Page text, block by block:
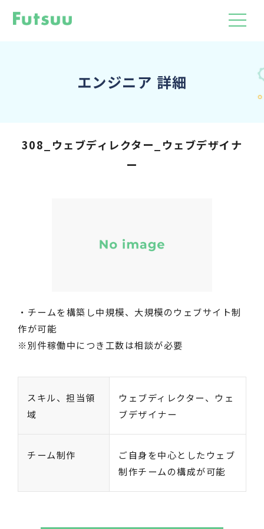
エンジニア 詳細
308_ウェブディレクター_ウェブデザイナ
ー
・チームを構築し中規模、大規模のウェブサイト制
作が可能
※別件稼働中につき工数は相談が必要
スキル、担当領
域
ウェブディレクター、ウェ
ブデザイナー
チーム制作
ご自身を中心としたウェブ
制作チームの構成が可能